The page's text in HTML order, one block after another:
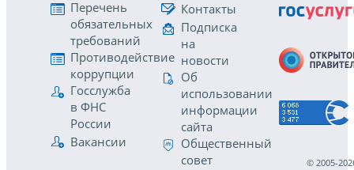
Перечень
обязательных
требований
Противодействие
коррупции
Госслужба
в ФНС
России
Вакансии
Контакты
Подписка
на
новости
Об
использовании
информации
сайта
Общественный
совет
© 2005-